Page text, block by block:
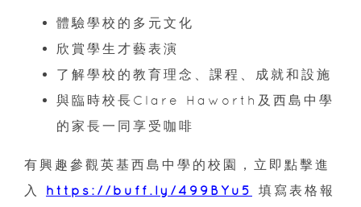
體驗學校的多元文化
欣賞學生才藝表演
了解學校的教育理念、課程、成就和設施
與臨時校長Clare Haworth及西島中學
的家長一同享受咖啡
有興趣參觀英基西島中學的校園，立即點擊進
入 https://buff.ly/499BYu5
填寫表格報